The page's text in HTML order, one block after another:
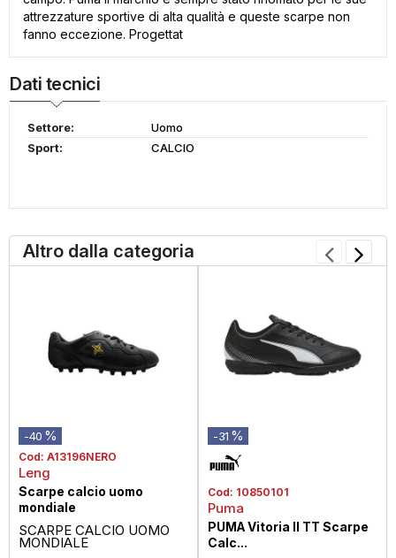
attrezzature sportive di alta qualità e queste scarpe non
fanno eccezione. Progettat
Dati tecnici
Settore:
Uomo
Sport:
CALCIO
Altro dalla categoria
-40 %
Cod: A13196NERO
Leng
Scarpe calcio uomo
mondiale
SCARPE CALCIO UOMO
MONDIALE
-31 %
Cod: 10850101
Puma
PUMA Vitoria II TT Scarpe
Calc...